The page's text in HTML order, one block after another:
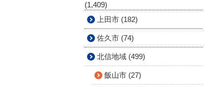
(1,409)
上田市 (182)
佐久市 (74)
北信地域 (499)
飯山市 (27)